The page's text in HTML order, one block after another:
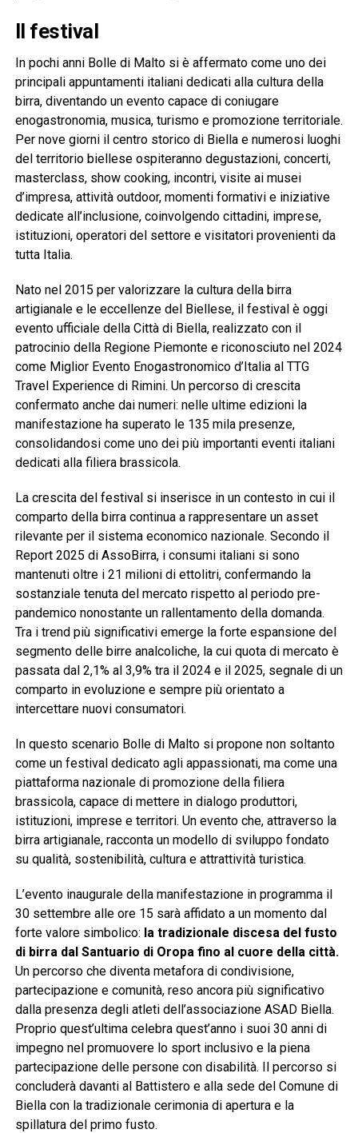
Il festival
In pochi anni Bolle di Malto si è affermato come uno dei
principali appuntamenti italiani dedicati alla cultura della
birra, diventando un evento capace di coniugare
enogastronomia, musica, turismo e promozione territoriale.
Per nove giorni il centro storico di Biella e numerosi luoghi
del territorio biellese ospiteranno degustazioni, concerti,
masterclass, show cooking, incontri, visite ai musei
d’impresa, attività outdoor, momenti formativi e iniziative
dedicate all’inclusione, coinvolgendo cittadini, imprese,
istituzioni, operatori del settore e visitatori provenienti da
tutta Italia.
Nato nel 2015 per valorizzare la cultura della birra
artigianale e le eccellenze del Biellese, il festival è oggi
evento ufficiale della Città di Biella, realizzato con il
patrocinio della Regione Piemonte e riconosciuto nel 2024
come Miglior Evento Enogastronomico d’Italia al TTG
Travel Experience di Rimini. Un percorso di crescita
confermato anche dai numeri: nelle ultime edizioni la
manifestazione ha superato le 135 mila presenze,
consolidandosi come uno dei più importanti eventi italiani
dedicati alla filiera brassicola.
La crescita del festival si inserisce in un contesto in cui il
comparto della birra continua a rappresentare un asset
rilevante per il sistema economico nazionale. Secondo il
Report 2025 di AssoBirra, i consumi italiani si sono
mantenuti oltre i 21 milioni di ettolitri, confermando la
sostanziale tenuta del mercato rispetto al periodo pre-
pandemico nonostante un rallentamento della domanda.
Tra i trend più significativi emerge la forte espansione del
segmento delle birre analcoliche, la cui quota di mercato è
passata dal 2,1% al 3,9% tra il 2024 e il 2025, segnale di un
comparto in evoluzione e sempre più orientato a
intercettare nuovi consumatori.
In questo scenario Bolle di Malto si propone non soltanto
come un festival dedicato agli appassionati, ma come una
piattaforma nazionale di promozione della filiera
brassicola, capace di mettere in dialogo produttori,
istituzioni, imprese e territori. Un evento che, attraverso la
birra artigianale, racconta un modello di sviluppo fondato
su qualità, sostenibilità, cultura e attrattività turistica.
L’evento inaugurale della manifestazione in programma il
30 settembre alle ore 15 sarà affidato a un momento dal
forte valore simbolico: la tradizionale discesa del fusto
di birra dal Santuario di Oropa fino al cuore della città.
Un percorso che diventa metafora di condivisione,
partecipazione e comunità, reso ancora più significativo
dalla presenza degli atleti dell’associazione ASAD Biella.
Proprio quest’ultima celebra quest’anno i suoi 30 anni di
impegno nel promuovere lo sport inclusivo e la piena
partecipazione delle persone con disabilità. Il percorso si
concluderà davanti al Battistero e alla sede del Comune di
Biella con la tradizionale cerimonia di apertura e la
spillatura del primo fusto.